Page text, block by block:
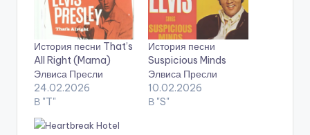
История песни That’s
All Right (Mama)
Элвиса Пресли
24.02.2026
В "T"
История песни
Suspicious Minds
Элвиса Пресли
10.02.2026
В "S"